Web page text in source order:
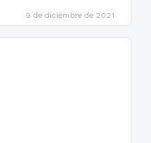
9 de diciembre de 2021